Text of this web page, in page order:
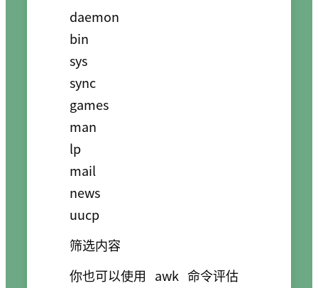
daemon
bin
sys
sync
games
man
lp
mail
news
uucp
筛选内容
你也可以使用 awk 命令评估